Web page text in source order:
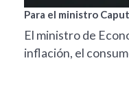
Para el ministro
El ministro de
inflación, el